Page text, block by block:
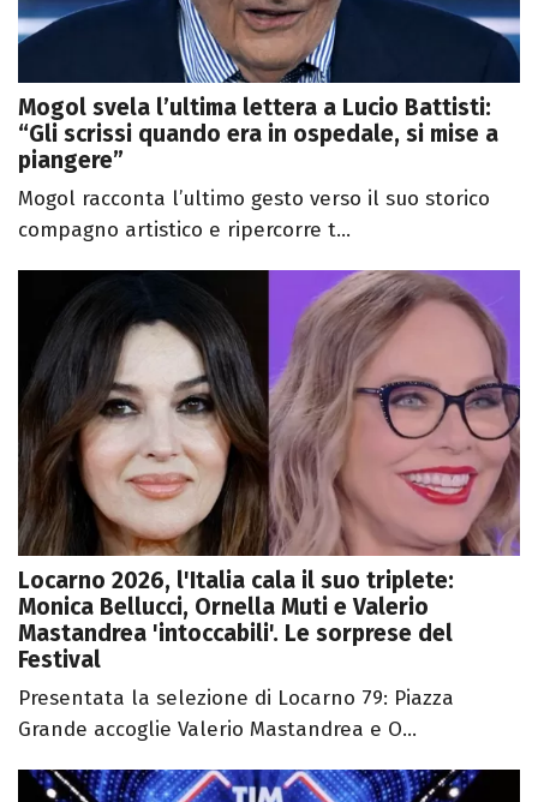
Mogol svela l’ultima lettera a Lucio Battisti:
“Gli scrissi quando era in ospedale, si mise a
piangere”
Mogol racconta l’ultimo gesto verso il suo storico
compagno artistico e ripercorre t...
Locarno 2026, l'Italia cala il suo triplete:
Monica Bellucci, Ornella Muti e Valerio
Mastandrea 'intoccabili'. Le sorprese del
Festival
Presentata la selezione di Locarno 79: Piazza
Grande accoglie Valerio Mastandrea e O...